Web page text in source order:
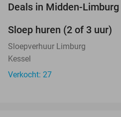
Deals in Midden-Limburg
NEW
TODAY
Sloep huren (2 of 3 uur)
Sloepverhuur Limburg
Kessel
Verkocht: 27